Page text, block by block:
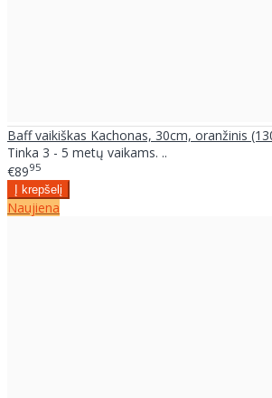
Baff vaikiškas Kachonas, 30cm, oranžinis
Tinka 3 - 5 metų vaikams. ..
€8995
Naujiena